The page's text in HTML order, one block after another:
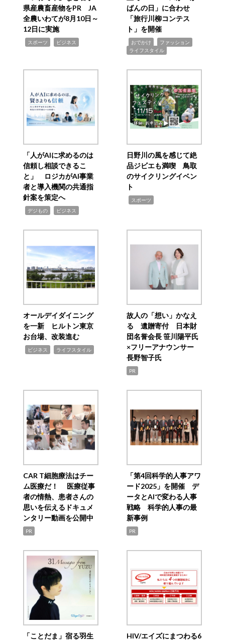
県産農畜産物をPR JA
全農いわてが8月10日～
12日に実施
スポーツ ビジネス
ばんの日」に合わせ
「旅行川柳コンテス
ト」を開催
おでかけ ファッション
ライフスタイル
「人がAIに求めるのは
信頼し相談できるこ
と」 ロジカがAI事業
者と導入機関の共通指
針案を策定へ
デジもの ビジネス
日野川の風を感じて絶
品ジビエも満喫 鳥取
のサイクリングイベン
ト
スポーツ
オールデイダイニング
を一新 ヒルトン東京
お台場、改装進む
ビジネス ライフスタイル
故人の「想い」かなえ
る 遺贈寄付 日本財
団名誉会長 笹川陽平氏
×フリーアナウンサー
長野智子氏
PR
CAR T細胞療法はチー
ム医療だ！ 医療従事
者の情熱、患者さんの
思いを伝えるドキュメ
ンタリー動画を公開中
PR
「第4回科学的人事アワ
ード2025」を開催 デ
ータとAIで変わる人事
戦略 科学的人事の最
新事例
PR
「ことだま」宿る羽生
HIV/エイズにまつわる6